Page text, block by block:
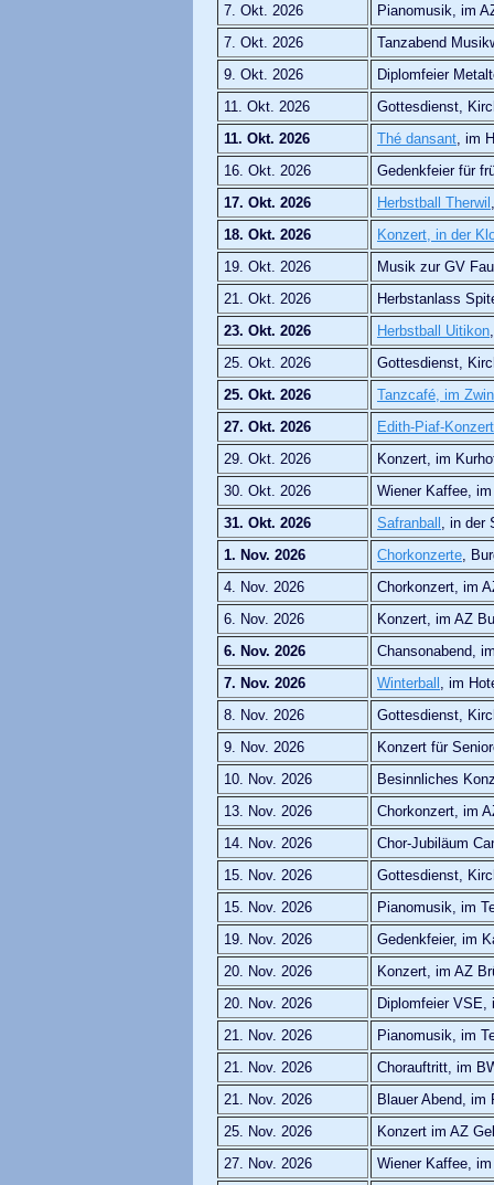
7. Okt. 2026
Pianomusik, im
7. Okt. 2026
Tanzabend
9. Okt. 2026
Diplomfeier
11. Okt. 2026
Gottesdienst,
11. Okt. 2026
Thé dansant , im
16. Okt. 2026
Gedenkfeier für
17. Okt. 2026
Herbstball Therwil
18. Okt. 2026
Konzert, in der
19. Okt. 2026
Musik zur GV
21. Okt. 2026
Herbstanlass
23. Okt. 2026
Herbstball Uitikon
25. Okt. 2026
Gottesdienst,
25. Okt. 2026
Tanzcafé, im
27. Okt. 2026
Edith-Piaf-Konzert
29. Okt. 2026
Konzert, im
30. Okt. 2026
Wiener Kaffee,
31. Okt. 2026
Safranball , in
1. Nov. 2026
Chorkonzerte ,
4. Nov. 2026
Chorkonzert, im
6. Nov. 2026
Konzert, im AZ
6. Nov. 2026
Chansonabend,
7. Nov. 2026
Winterball , im
8. Nov. 2026
Gottesdienst,
9. Nov. 2026
Konzert für
10. Nov. 2026
Besinnliches
13. Nov. 2026
Chorkonzert, im
14. Nov. 2026
Chor-Jubiläum
15. Nov. 2026
Gottesdienst,
15. Nov. 2026
Pianomusik, im
19. Nov. 2026
Gedenkfeier, im
20. Nov. 2026
Konzert, im AZ
20. Nov. 2026
Diplomfeier VSE,
21. Nov. 2026
Pianomusik, im
21. Nov. 2026
Chorauftritt, im
21. Nov. 2026
Blauer Abend, im
25. Nov. 2026
Konzert im AZ
27. Nov. 2026
Wiener Kaffee,